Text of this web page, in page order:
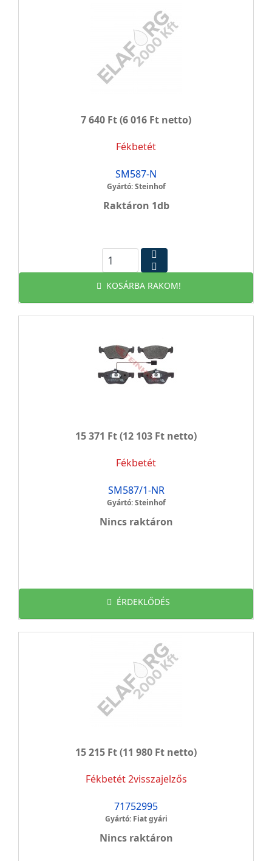
7 640 Ft(6 016 Ft netto)
Fékbetét
SM587-N
Gyártó: Steinhof
Raktáron 1db
KOSÁRBA RAKOM!
15 371 Ft(12 103 Ft netto)
Fékbetét
SM587/1-NR
Gyártó: Steinhof
Nincs raktáron
ÉRDEKLŐDÉS
15 215 Ft(11 980 Ft netto)
Fékbetét 2visszajelzős
71752995
Gyártó: Fiat gyári
Nincs raktáron